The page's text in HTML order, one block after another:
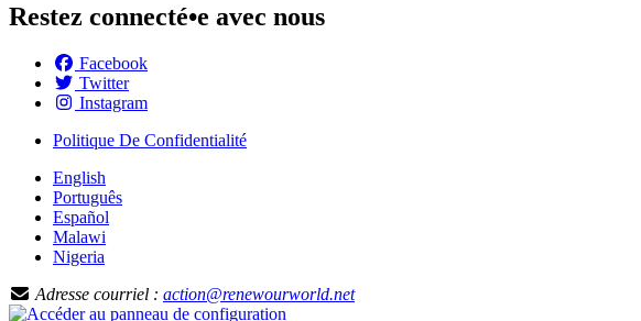
Restez connecté•e avec nous
Facebook
Twitter
Instagram
Politique De Confidentialité
English
Português
Español
Malawi
Nigeria
Adresse courriel : action@renewourworld.net